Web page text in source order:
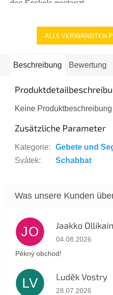
des Sockels gestanzt.
ALLE VERWANDTEN
Beschreibung Bewertung
Keine
Zusätzliche Parameter
Kategorie: Gebete und
Svátek: Schabbat
JO Jaakko
Die Shop-
04.08.2026
Pěkný obchod!
LV Luděk Vostry
Die Shop-
28.07.2026